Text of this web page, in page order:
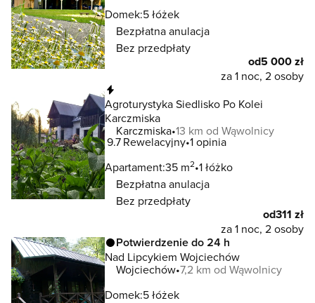
Domek:5 łóżek
Bezpłatna anulacja
Bez przedpłaty
od5 000 zł
za 1 noc, 2 osoby
Agroturystyka Siedlisko Po Kolei
Karczmiska
Karczmiska 13 km od Wąwolnicy
9.7Rewelacyjny 1 opinia
Apartament:35 m2 1 łóżko
Bezpłatna anulacja
Bez przedpłaty
od311 zł
za 1 noc, 2 osoby
Potwierdzenie do 24 h
Nad Lipcykiem Wojciechów
Wojciechów 7,2 km od Wąwolnicy
Domek:5 łóżek